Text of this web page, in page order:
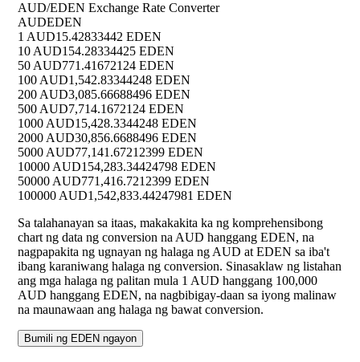
AUD/EDEN Exchange Rate Converter
AUDEDEN
1 AUD15.42833442 EDEN
10 AUD154.28334425 EDEN
50 AUD771.41672124 EDEN
100 AUD1,542.83344248 EDEN
200 AUD3,085.66688496 EDEN
500 AUD7,714.1672124 EDEN
1000 AUD15,428.3344248 EDEN
2000 AUD30,856.6688496 EDEN
5000 AUD77,141.67212399 EDEN
10000 AUD154,283.34424798 EDEN
50000 AUD771,416.7212399 EDEN
100000 AUD1,542,833.44247981 EDEN
Sa talahanayan sa itaas, makakakita ka ng komprehensibong
chart ng data ng conversion na AUD hanggang EDEN, na
nagpapakita ng ugnayan ng halaga ng AUD at EDEN sa iba't
ibang karaniwang halaga ng conversion. Sinasaklaw ng listahan
ang mga halaga ng palitan mula 1 AUD hanggang 100,000
AUD hanggang EDEN, na nagbibigay-daan sa iyong malinaw
na maunawaan ang halaga ng bawat conversion.
Bumili ng EDEN ngayon